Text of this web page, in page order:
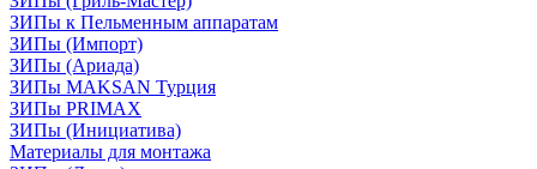
ЗИПы к Пельменным аппаратам
ЗИПы (Импорт)
ЗИПы (Ариада)
ЗИПы MAKSAN Турция
ЗИПы PRIMAX
ЗИПы (Инициатива)
Материалы для монтажа